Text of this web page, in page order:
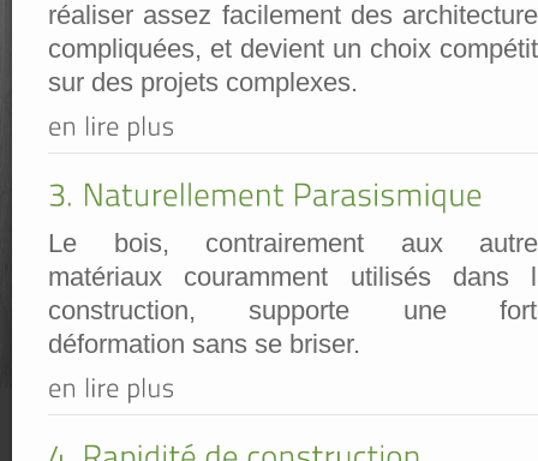
réaliser assez facilement des
compliquées, et devient un choix
sur des projets complexes.
Le bois, contrairement aux
matériaux couramment utilisés dans
construction, supporte une
déformation sans se briser.